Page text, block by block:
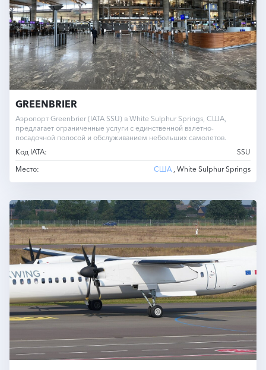
GREENBRIER
Аэропорт Greenbrier (IATA SSU) в White Sulphur Springs, США,
предлагает ограниченные услуги с единственной взлетно-
посадочной полосой и обслуживанием небольших самолетов.
Код IATA:
SSU
Место:
США , White Sulphur Springs